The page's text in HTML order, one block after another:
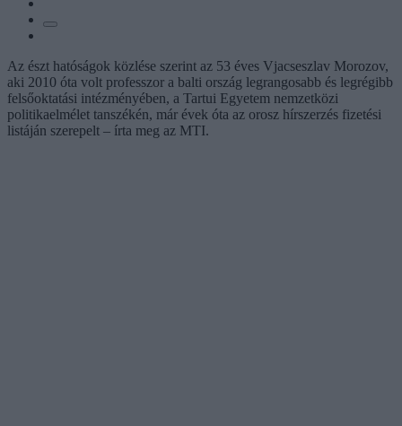
Az észt hatóságok közlése szerint az 53 éves Vjacseszlav Morozov,
aki 2010 óta volt professzor a balti ország legrangosabb és legrégibb
felsőoktatási intézményében, a Tartui Egyetem nemzetközi
politikaelmélet tanszékén, már évek óta az orosz hírszerzés fizetési
listáján szerepelt – írta meg az MTI.